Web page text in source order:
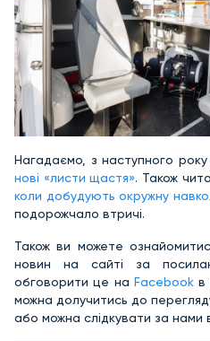
Нагадаємо, з наступного року
нові «листи щастя». Також
коли добудують окружну
подорожчало втричі.
Також ви можете
новин на сайті за
обговорити це на Facebookв
можна долучитись до
або можна слідкувати за нами